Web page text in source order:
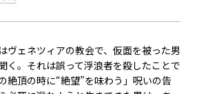
ヴェネツィアの教会で、仮面を被った男
く。それは誤って浮浪者を殺したことで
絶頂の時に“絶望”を味わう」呪いの告